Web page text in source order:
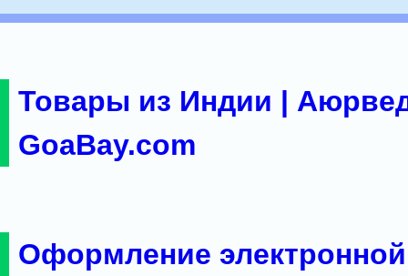
Товары из Индии |
GoaBay.com
Оформление электронной